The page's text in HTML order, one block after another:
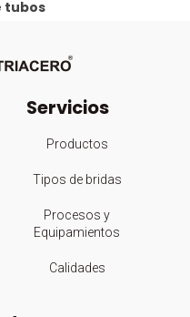
tubos
Servicios
Productos
Tipos de bridas
Procesos y
Equipamientos
Calidades